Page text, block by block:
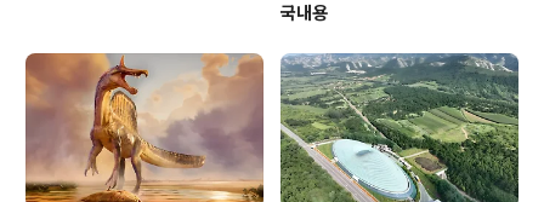
국내용